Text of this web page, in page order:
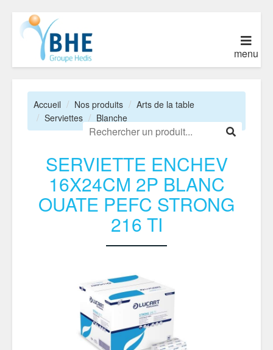
menu
Accueil Nos produits
Arts de la table
Serviettes
Blanche
SERVIETTE ENCHEV
16X24CM 2P BLANC
OUATE PEFC STRONG
216 TI